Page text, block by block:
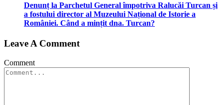
Denunț la Parchetul General împotriva Ralucăi Turcan și
a fostului director al Muzeului Național de Istorie a
României. Când a mințit dna. Turcan?
Leave A Comment
Comment